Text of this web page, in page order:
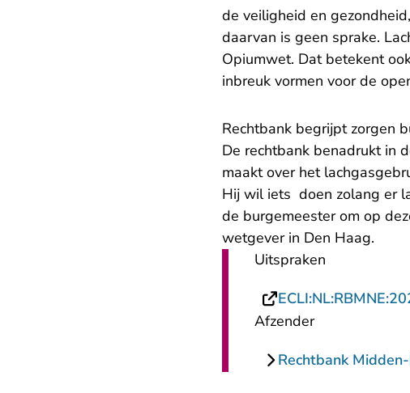
de veiligheid en
daarvan is geen sprake.
Opiumwet. Dat betekent
inbreuk vormen voor de
Rechtbank begrijpt zorgen
De rechtbank benadrukt in
maakt over het
Hij wil iets doen zolang er
de burgemeester om op
wetgever in Den Haag.
Uitspraken
Afzender
Rechtbank